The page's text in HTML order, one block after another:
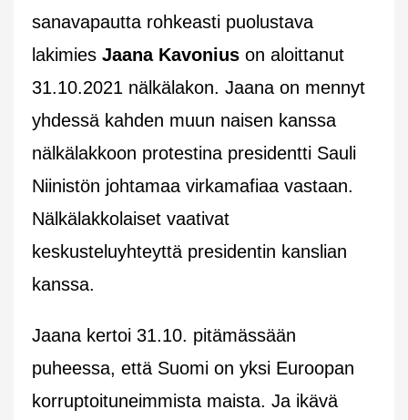
sanavapautta rohkeasti puolustava
lakimies Jaana Kavonius on aloittanut
31.10.2021 nälkälakon. Jaana on mennyt
yhdessä kahden muun naisen kanssa
nälkälakkoon protestina presidentti Sauli
Niinistön johtamaa virkamafiaa vastaan.
Nälkälakkolaiset vaativat
keskusteluyhteyttä presidentin kanslian
kanssa.
Jaana kertoi 31.10. pitämässään
puheessa, että Suomi on yksi Euroopan
korruptoituneimmista maista. Ja ikävä